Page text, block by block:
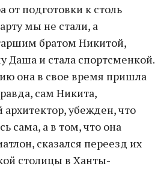
от подготовки к столь
мы не стали, а
братом Никитой,
Даша и стала спортсменкой.
она в свое время пришла
сам Никита,
убежден, что
сама, а в том, что она
сказался переезд их
столицы в Ханты-